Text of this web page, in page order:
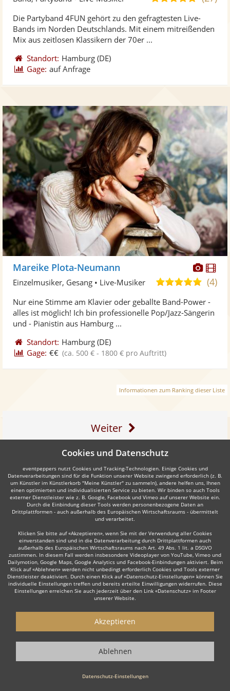
5
Die Partyband 4FUN gehört zu den gefragtesten Live-
Bands im Norden Deutschlands. Mit einem mitreißenden
Mix aus zeitlosen Klassikern der 70er ...
Standort: Hamburg (DE)
Gage: auf Anfrage
Fotos
Mareike Plota-Neumann
5,0
5
(4)
Einzelmusiker, Gesang • Live-Musiker
Nur eine Stimme am Klavier oder geballte Band-Power -
alles ist möglich! Ich bin professionelle Pop/Jazz-Sängerin
und - Pianistin aus Hamburg ...
Standort: Hamburg (DE)
Gage: €€ (ca. 500 € - 1800 € pro Auftritt)
Informationen zum Ranking dieser Liste
Weiter
Manche dieser Live-Musiker bieten ihre Dienste auch in
der Umgebung an, z. B. inWinsen,Wedel,Itzehoe,
Geesthacht,Walsrode,Henstedt-Ulzburg,Reinbekoder
Sie sind auf der Suche nach einem Live Musiker, der Ihr Event zu
Lounge Musik zum Empfang, emotionale Live
sorgen für die perfekte Stimmung.
Cookies und Datenschutz
eventpeppers nutzt Cookies und Tracking-Technologien. Einige Cookies und
Datenverarbeitungen sind für die Funktion unserer Website zwingend erforderlich (z. B.
um Künstler im Künstlerkorb "Meine Künstler" zu sammeln), andere helfen uns, Ihnen
einen optimierten und individualisierten Service zu bieten. Wir binden so auch Tools
externer Dienstleister wie z. B. Google, Facebook und Vimeo auf unserer Website ein.
Durch die Einbindung dieser Tools werden personenbezogene Daten an
Drittplattformen - auch außerhalb des Europäischen Wirtschaftsraums - übermittelt
und verarbeitet.
Klicken Sie bitte auf «Akzeptieren», wenn Sie mit der Verwendung aller Cookies
einverstanden sind und in die Datenverarbeitung durch Drittplattformen auch
außerhalb des Europäischen Wirtschaftsraums nach Art. 49 Abs. 1 lit. a DSGVO
zustimmen. In diesem Fall werden insbesondere Videoplayer von YouTube, Vimeo und
Dailymotion, Google Maps, Google Analytics und Facebook-Einbindungen aktiviert. Beim
Klick auf «Ablehnen» werden nicht unbedingt erforderlich Cookies und Tools externer
Dienstleister deaktiviert. Durch einen Klick auf «Datenschutz-Einstellungen» können Sie
individuelle Einstellungen treffen und bereits erteilte Einwilligungen widerrufen. Diese
Einstellungen erreichen Sie auch jederzeit über den Link «Datenschutz» im Footer
unserer Website.
Datenschutz-Einstellungen
Akzeptieren
Ablehnen